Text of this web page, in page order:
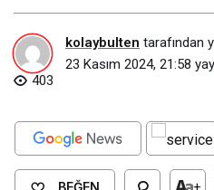
kolaybulten tarafından
23 Kasım 2024, 21:58
403
BEĞEN